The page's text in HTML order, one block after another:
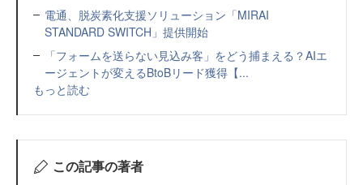
電通、脱炭素化支援ソリューション「MIRAI
STANDARD SWITCH」提供開始
「フォームを送らない見込み客」をどう捕まえる？AIエ
ージェントが変えるBtoBリード獲得【...
もっと読む
この記事の著者